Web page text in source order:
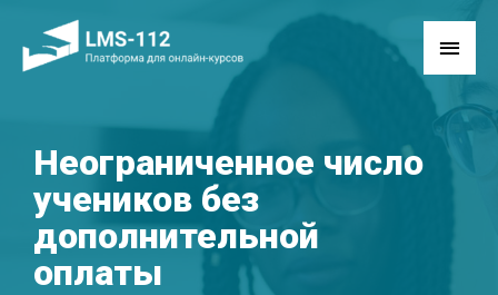
Неограниченное число
учеников без
дополнительной
оплаты